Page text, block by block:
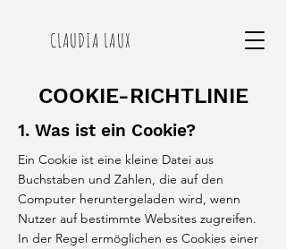
CLAUDIA LAUX
COOKIE-RICHTLINIE
1. Was ist ein Cookie?
Ein Cookie ist eine kleine Datei aus
Buchstaben und Zahlen, die auf den
Computer heruntergeladen wird, wenn
Nutzer auf bestimmte Websites zugreifen.
In der Regel ermöglichen es Cookies einer